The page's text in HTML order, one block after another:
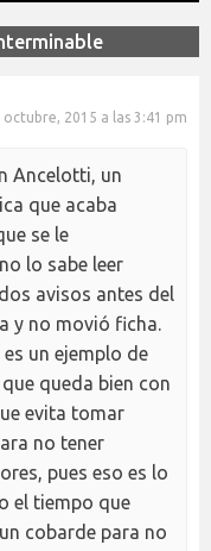
octubre, 2015 a las 3:41 pm
Ancelotti, un
que acaba
se le
lo sabe leer
avisos antes del
y no movió ficha.
un ejemplo de
queda bien con
evita tomar
no tener
pues eso es lo
el tiempo que
cobarde para no